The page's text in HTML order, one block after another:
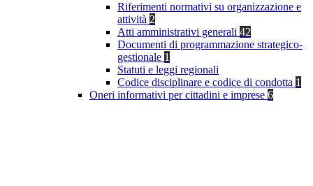
Riferimenti normativi su organizzazione e
attività 2
Atti amministrativi generali 42
Documenti di programmazione strategico-
gestionale 1
Statuti e leggi regionali
Codice disciplinare e codice di condotta 1
Oneri informativi per cittadini e imprese 6